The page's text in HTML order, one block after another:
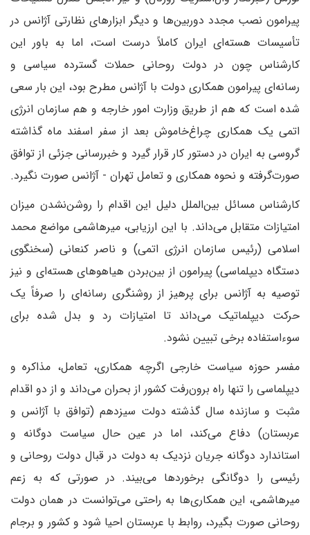
پیرامون نصب مجدد دوربین‌ها و دیگر ابزارهای نظارتی آژانس در
تأسیسات هسته‌ای ایران کاملاً درست است، اما به باور این
کارشناس چون در دولت روحانی حملات گسترده سیاسی و
رسانه‌ای پیرامون همکاری دولت با آژانس مطرح بود، این بار سعی
شده است که هم از طریق وزارت امور خارجه و هم سازمان انرژی
اتمی یک همکاری چراغ‌خاموش بعد از سفر اسفند ماه گذاشته
گروسی به ایران در دستور کار قرار گیرد و خبررسانی جزئی از توافق
صورت‌گرفته و نحوه همکاری و تعامل تهران - آژانس صورت نگیرد.
کارشناس مسائل بین‌الملل دلیل این اقدام را روشن‌نشدن میزان
امتیازات متقابل می‌داند. با این ارزیابی، میرهاشمی مواضع محمد
اسلامی (رئیس سازمان انرژی اتمی) و ناصر کنعانی (سخنگوی
دستگاه دیپلماسی) پیرامون از بین‌بردن هیاهوهای هسته‌ای و نیز
توصیه به آژانس برای پرهیز از روشنگری رسانه‌ای را صرفاً یک
حرکت دیپلماتیک می‌داند تا امتیازات رد و بدل شده برای
سوءاستفاده برخی تبیین نشود.
مفسر حوزه سیاست خارجی اگرچه همکاری، تعامل، مذاکره و
دیپلماسی را تنها راه برون‌رفت کشور از بحران می‌داند و از دو اقدام
مثبت و سازنده سال گذشته دولت سیزدهم (توافق با آژانس و
عربستان) دفاع می‌کند، اما در عین حال سیاست دوگانه و
استاندارد دوگانه جریان نزدیک به دولت در قبال دولت روحانی و
رئیسی را دوگانگی برخوردها می‌بیند. در صورتی که به زعم
میرهاشمی، این همکاری‌ها به راحتی می‌توانست در همان دولت
روحانی صورت بگیرد، روابط با عربستان احیا شود و کشور و برجام